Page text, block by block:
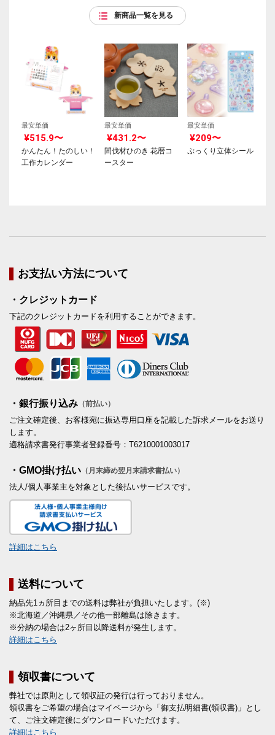
新商品一覧を見る
最安単価
¥515.9〜
かんたん！たのしい！
工作カレンダー
最安単価
¥431.2〜
間伐材ひのき 花暦コ
ースター
最安単価
¥209〜
ぷっくり立体シール
お支払い方法について
・クレジットカード
下記のクレジットカードを利用することができます。
・銀行振り込み （前払い）
ご注文確定後、お客様宛に振込専用口座を記載した訴求メールをお送り
します。
適格請求書発行事業者登録番号：T6210001003017
・GMO掛け払い （月末締め翌月末請求書払い）
法人/個人事業主を対象とした後払いサービスです。
詳細はこちら
送料について
納品先1ヵ所目までの送料は弊社が負担いたします。(※)
※北海道／沖縄県／その他一部離島は除きます。
※分納の場合は2ヶ所目以降送料が発生します。
詳細はこちら
領収書について
弊社では原則として領収証の発行は行っておりません。
領収書をご希望の場合はマイページから「御支払明細書(領収書)」とし
て、ご注文確定後にダウンロードいただけます。
詳細はこちら